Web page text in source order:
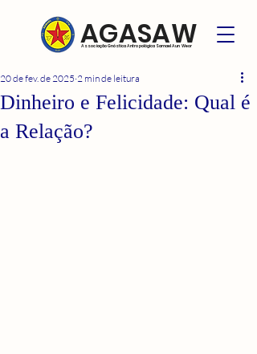
Associação Gnóstica Antropológica Samael Aun Weor
AGASAW
Dinheiro e Felicidade: Qual é
a Relação?
20 de fev. de 2025 2 min de leitura